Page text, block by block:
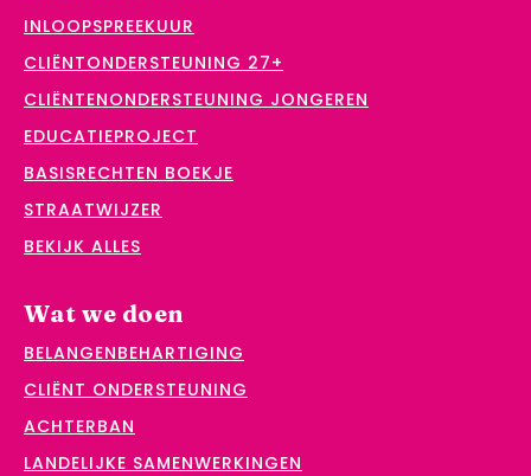
INLOOPSPREEKUUR
CLIËNTONDERSTEUNING 27+
CLIËNTENONDERSTEUNING JONGEREN
EDUCATIEPROJECT
BASISRECHTEN BOEKJE
STRAATWIJZER
BEKIJK ALLES
Wat we doen
BELANGENBEHARTIGING
CLIËNT ONDERSTEUNING
ACHTERBAN
LANDELIJKE SAMENWERKINGEN